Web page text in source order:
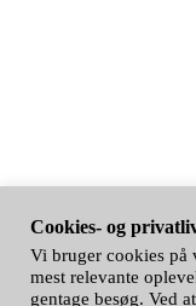
Cookies- og
Vi bruger cookies på
mest relevante
gentage besøg. Ved